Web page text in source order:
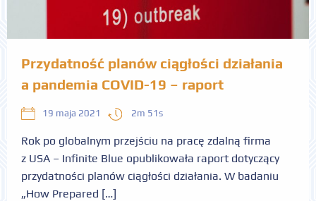
Przydatność planów ciągłości działania
a pandemia COVID-19 – raport
19 maja 2021 2m 51s
Rok po globalnym przejściu na pracę zdalną firma
z USA – Infinite Blue opublikowała raport dotyczący
przydatności planów ciągłości działania. W badaniu
„How Prepared […]